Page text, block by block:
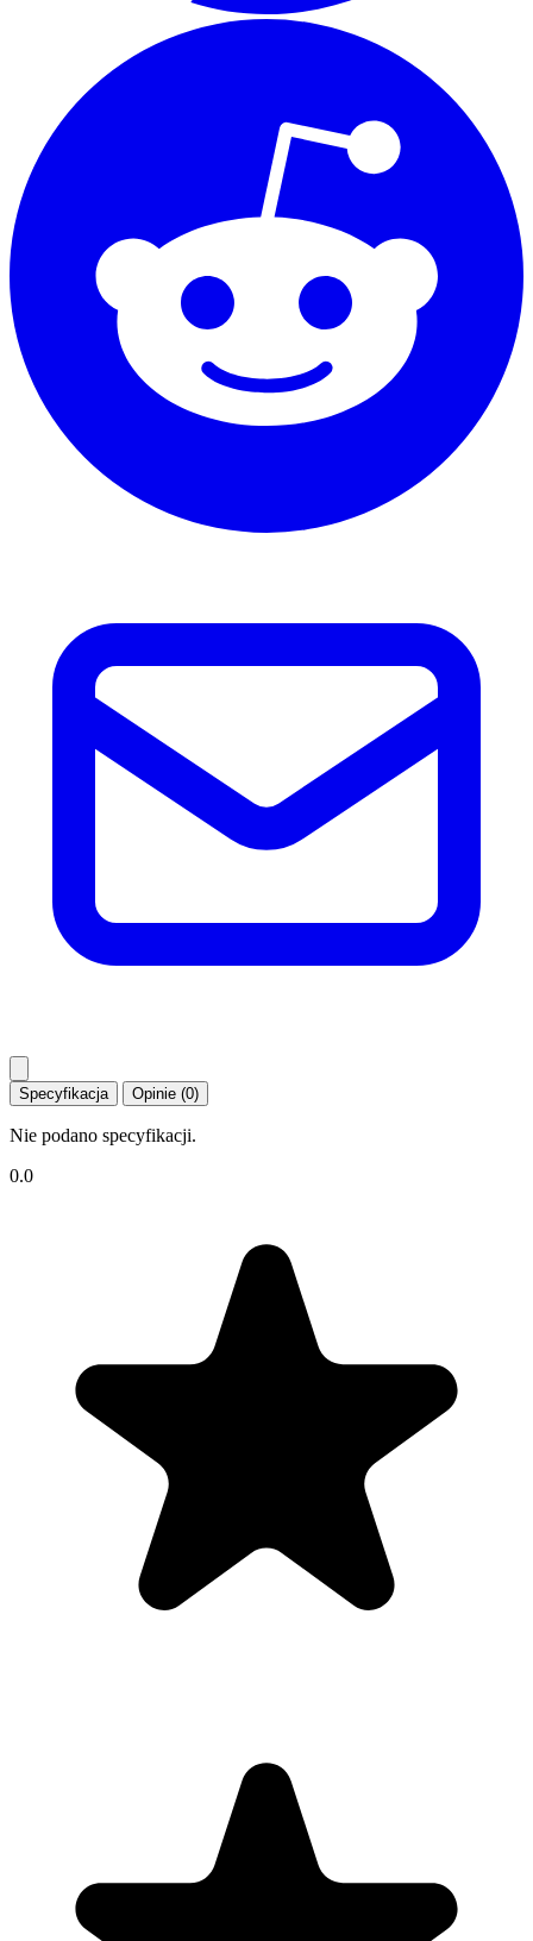
Specyfikacja Opinie (0)
Nie podano specyfikacji.
0.0